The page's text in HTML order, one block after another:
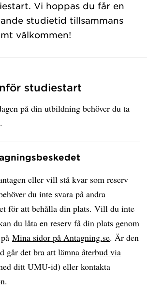
Vi hoppas du får en
studietid tillsammans
välkommen!
studiestart
på din utbildning behöver du ta
eller vill stå kvar som reserv
du inte svara på andra
för att behålla din plats. Vill du inte
du låta en reserv få din plats genom
Mina sidor på Antagning.se. Är den
går det bra att lämna återbud via
ditt UMU-id) eller kontakta